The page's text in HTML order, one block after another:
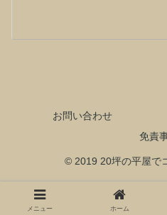
お問い合わせ
免責
© 2019 20坪の平屋で
メニュー ホーム